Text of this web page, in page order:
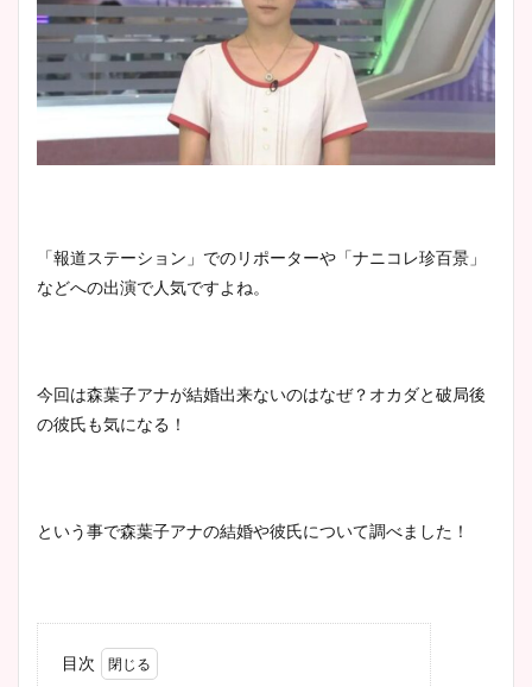
「報道ステーション」でのリポーターや「ナニコレ珍百景」
などへの出演で人気ですよね。
今回は森葉子アナが結婚出来ないのはなぜ？オカダと破局後
の彼氏も気になる！
という事で森葉子アナの結婚や彼氏について調べました！
目次